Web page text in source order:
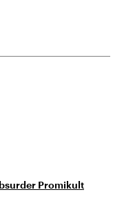
Promikult